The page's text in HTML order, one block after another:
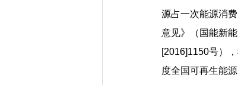
源占一次能源消
意见》（国能新
[2016]1150号）
度全国可再生能